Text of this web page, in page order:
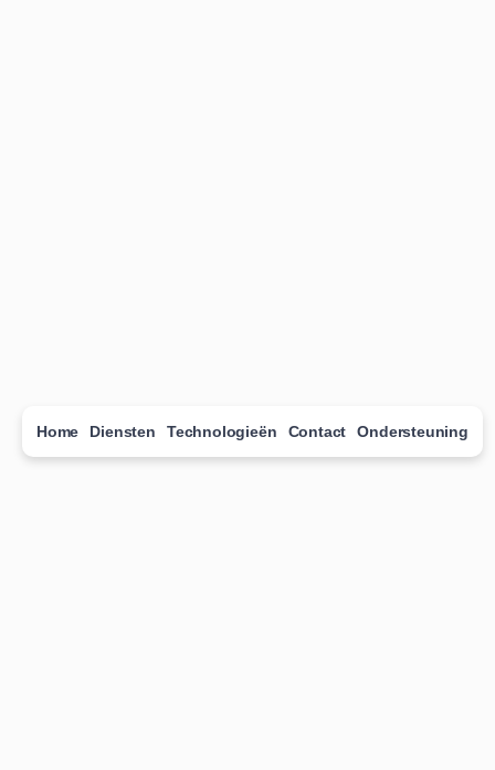
Home Diensten Technologieën Contact Ondersteuning